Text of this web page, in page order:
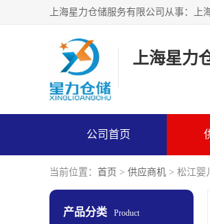
上海星力
公司首页
当前位置： 首页 > 供应商机 > 松江婴
产品分类 Product